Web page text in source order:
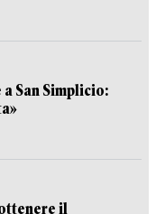
San Simplicio:
il